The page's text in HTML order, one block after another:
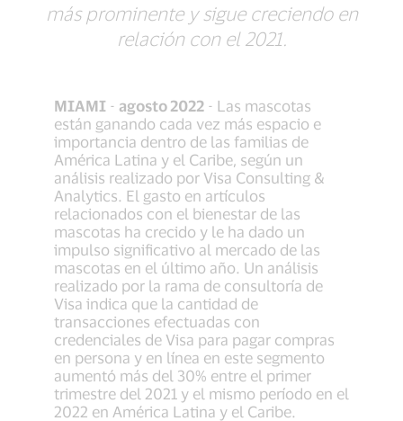
más prominente y sigue creciendo en
relación con el 2021.
MIAMI - agosto 2022 - Las mascotas
están ganando cada vez más espacio e
importancia dentro de las familias de
América Latina y el Caribe, según un
análisis realizado por Visa Consulting &
Analytics. El gasto en artículos
relacionados con el bienestar de las
mascotas ha crecido y le ha dado un
impulso significativo al mercado de las
mascotas en el último año. Un análisis
realizado por la rama de consultoría de
Visa indica que la cantidad de
transacciones efectuadas con
credenciales de Visa para pagar compras
en persona y en línea en este segmento
aumentó más del 30% entre el primer
trimestre del 2021 y el mismo período en el
2022 en América Latina y el Caribe.